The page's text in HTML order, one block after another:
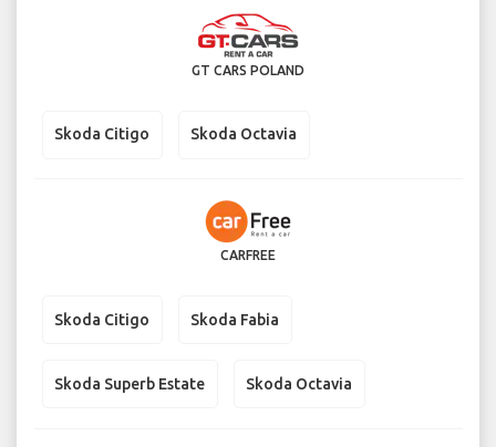
GT CARS POLAND
Skoda Citigo Skoda Octavia
CARFREE
Skoda Citigo Skoda Fabia
Skoda Superb Estate Skoda Octavia